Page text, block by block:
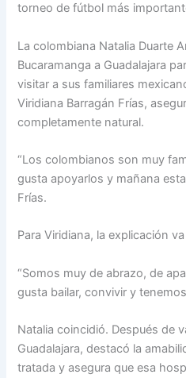
torneo de fútbol más
La colombiana Natalia Duarte
Bucaramanga a Guadalajara
visitar a sus familiares
Viridiana Barragán Frías,
completamente natural.
“Los colombianos son muy
gusta apoyarlos y mañana
Frías.
Para Viridiana, la explicación
“Somos muy de abrazo, de
gusta bailar, convivir y
Natalia coincidió. Después de
Guadalajara, destacó la
tratada y asegura que esa